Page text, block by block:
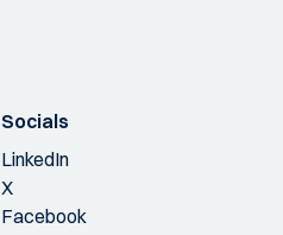
Socials
LinkedIn
X
Facebook